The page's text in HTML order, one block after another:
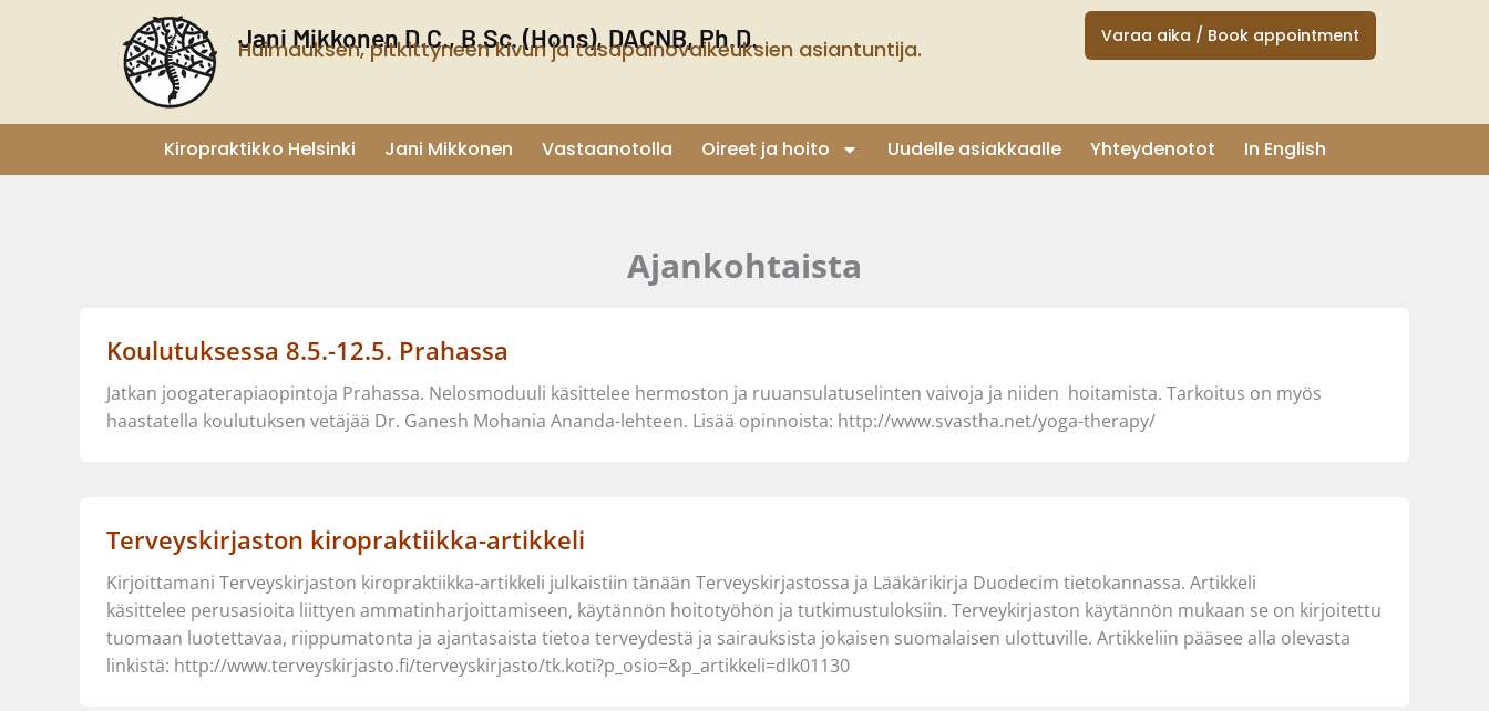
Jani Mikkonen D.C., B.Sc. (Hons), DACNB, Ph.D.
Huimauksen, pitkittyneen kivun ja tasapainovaikeuksien asiantuntija. Varaa aika / Book appointment
Kiropraktikko Helsinki Jani Mikkonen Vastaanotolla Oireet ja hoito Uudelle asiakkaalle Yhteydenotot In English
Ajankohtaista
Koulutuksessa 8.5.-12.5. Prahassa
Jatkan joogaterapiaopintoja Prahassa. Nelosmoduuli käsittelee hermoston ja ruuansulatuselinten vaivoja ja niiden hoitamista. Tarkoitus on myös
haastatella koulutuksen vetäjää Dr. Ganesh Mohania Ananda-lehteen. Lisää opinnoista: http://www.svastha.net/yoga-therapy/
Terveyskirjaston kiropraktiikka-artikkeli
Kirjoittamani Terveyskirjaston kiropraktiikka-artikkeli julkaistiin tänään Terveyskirjastossa ja Lääkärikirja Duodecim tietokannassa. Artikkeli
käsittelee perusasioita liittyen ammatinharjoittamiseen, käytännön hoitotyöhön ja tutkimustuloksiin. Terveykirjaston käytännön mukaan se on kirjoitettu
tuomaan luotettavaa, riippumatonta ja ajantasaista tietoa terveydestä ja sairauksista jokaisen suomalaisen ulottuville. Artikkeliin pääsee alla olevasta
linkistä: http://www.terveyskirjasto.fi/terveyskirjasto/tk.koti?p_osio=&p_artikkeli=dlk01130